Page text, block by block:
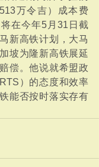
万令吉）成本费
在今年5月31日截
新高铁计划，大马
坡为隆新高铁展延
偿。他说就希盟政
）的态度和效率
能否按时落实存有